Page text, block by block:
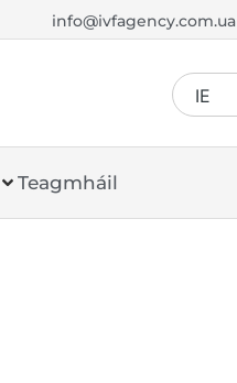
info@ivfagency.com.ua
IE
Teagmháil